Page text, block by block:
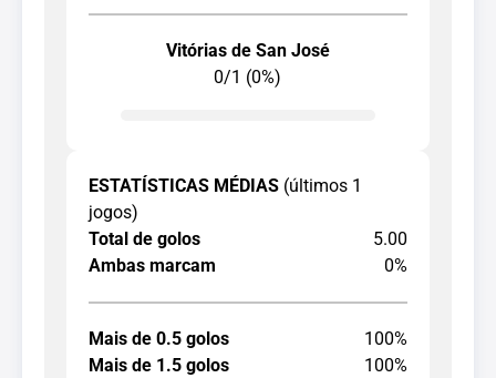
Vitórias de San José
0/1 (0%)
ESTATÍSTICAS MÉDIAS (últimos 1
jogos)
Total de golos
5.00
Ambas marcam
0%
Mais de 0.5 golos
100%
Mais de 1.5 golos
100%